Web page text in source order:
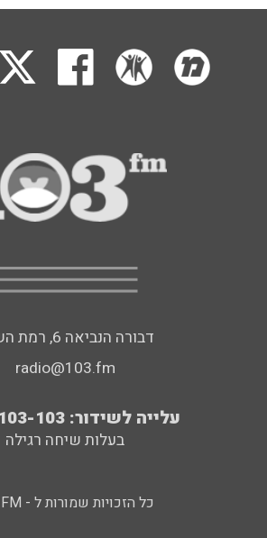
דבורה הנביאה 6, רמת השרון
radio@103.fm
עלייה לשידור: 0552-103-103
בעלות שיחה רגילה
כל הזכויות שמורות ל - 103FM